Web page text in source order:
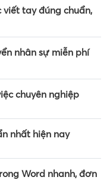
viết tay đúng chuẩn,
nhân sự miễn phí
chuyên nghiệp
nhất hiện nay
Word nhanh, đơn